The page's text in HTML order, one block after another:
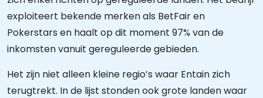
exploiteert bekende merken als BetFair en
Pokerstars en haalt op dit moment 97% van de
inkomsten vanuit gereguleerde gebieden.
Het zijn niet alleen kleine regio’s waar Entain zich
terugtrekt. In de lijst stonden ook grote landen waar